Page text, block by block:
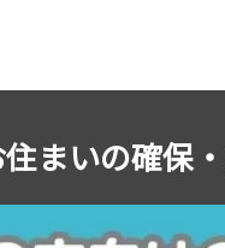
まいの確保